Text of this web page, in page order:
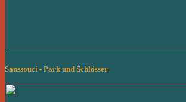
Sanssouci - Park und Schlösser